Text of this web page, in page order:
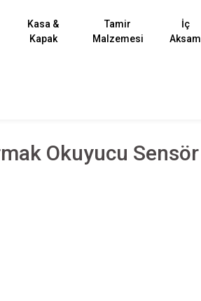
Kasa &
Kapak
Tamir
Malzemesi
İç
Aksam
Okuyucu Sensör